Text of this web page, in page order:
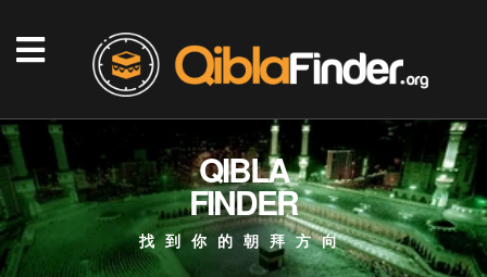
QIBLA
FINDER
找到你的朝拜方向